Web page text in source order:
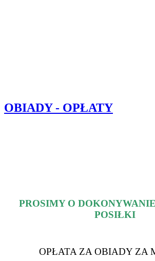
OBIADY - OPŁATY
PROSIMY O
POSIŁKI
OPŁATA ZA OBIADY ZA